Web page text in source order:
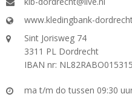
www.kledingbank-
Sint Jorisweg 74
3311 PL Dordrecht
IBAN nr:
ma t/m do tussen 09:30